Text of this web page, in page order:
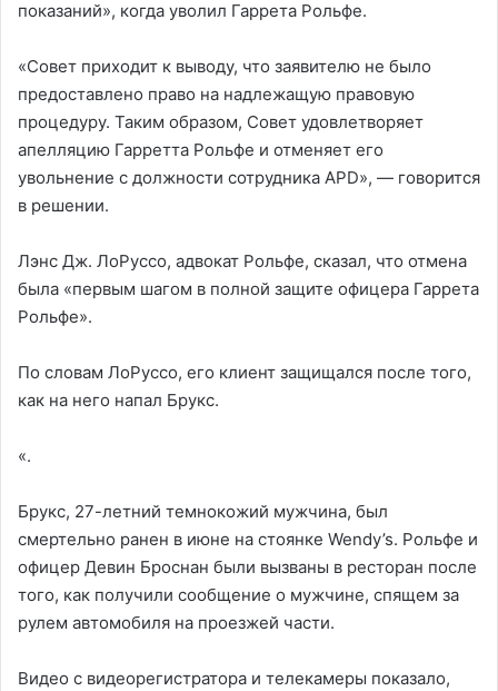
показаний», когда уволил Гаррета Рольфе.
«Совет приходит к выводу, что заявителю не было
предоставлено право на надлежащую правовую
процедуру. Таким образом, Совет удовлетворяет
апелляцию Гарретта Рольфе и отменяет его
увольнение с должности сотрудника APD», — говорится
в решении.
Лэнс Дж. ЛоРуссо, адвокат Рольфе, сказал, что отмена
была «первым шагом в полной защите офицера Гаррета
Рольфе».
По словам ЛоРуссо, его клиент защищался после того,
как на него напал Брукс.
«.
Брукс, 27-летний темнокожий мужчина, был
смертельно ранен в июне на стоянке Wendy’s. Рольфе и
офицер Девин Броснан были вызваны в ресторан после
того, как получили сообщение о мужчине, спящем за
рулем автомобиля на проезжей части.
Видео с видеорегистратора и телекамеры показало,